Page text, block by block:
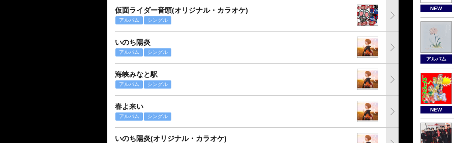
仮面ライダー音頭(オリジナル・カラオケ)
アルバム シングル
いのち陽炎
アルバム シングル
海峡みなと駅
アルバム シングル
春よ来い
アルバム シングル
いのち陽炎(オリジナル・カラオケ)
NEW
アルバム
NEW